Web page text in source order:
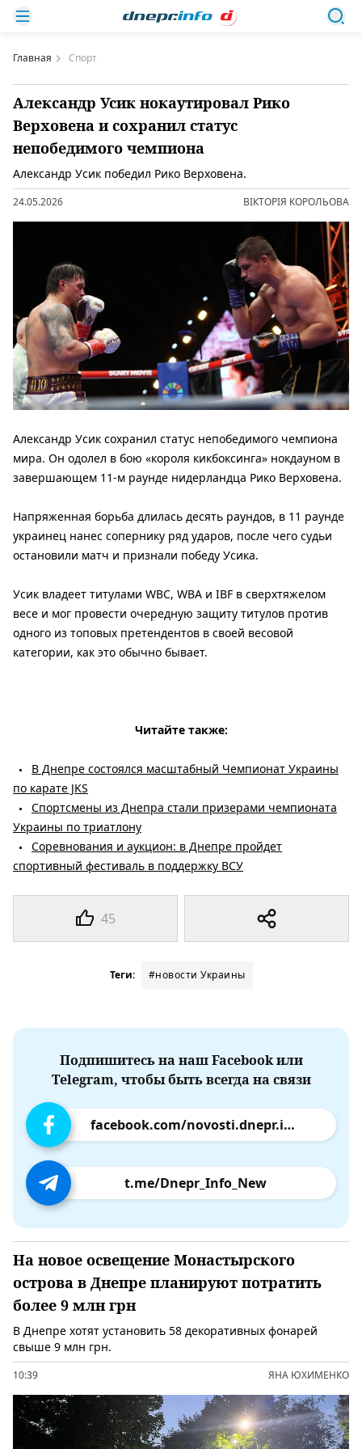
Главная Спорт
Александр Усик нокаутировал Рико
Верховена и сохранил статус
непобедимого чемпиона
Александр Усик победил Рико Верховена.
24.05.2026 ВІКТОРІЯ КОРОЛЬОВА
45
Александр Усик сохранил статус непобедимого чемпиона
мира. Он одолел в бою «короля кикбоксинга» нокдауном в
завершающем 11-м раунде нидерландца Рико Верховена.
Напряженная борьба длилась десять раундов, в 11 раунде
украинец нанес сопернику ряд ударов, после чего судьи
остановили матч и признали победу Усика.
Усик владеет титулами WBC, WBA и IBF в сверхтяжелом
весе и мог провести очередную защиту титулов против
одного из топовых претендентов в своей весовой
категории, как это обычно бывает.
Читайте также:
В Днепре состоялся масштабный Чемпионат Украины
по карате JKS
Спортсмены из Днепра стали призерами чемпионата
Украины по триатлону
Соревнования и аукцион: в Днепре пройдет
спортивный фестиваль в поддержку ВСУ
Теги: #новости Украины
Подпишитесь на наш Facebook или
Telegram, чтобы быть всегда на связи
facebook.com/novosti.dnepr.info
t.me/Dnepr_Info_New
На новое освещение Монастырского
острова в Днепре планируют потратить
более 9 млн грн
В Днепре хотят установить 58 декоративных фонарей
свыше 9 млн грн.
10:39 ЯНА ЮХИМЕНКО